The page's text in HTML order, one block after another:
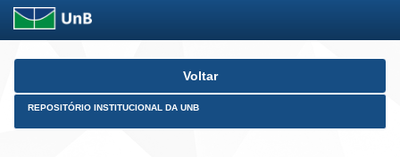
Skip
Voltar
REPOSITÓRIO INSTITUCIONAL DA UNB